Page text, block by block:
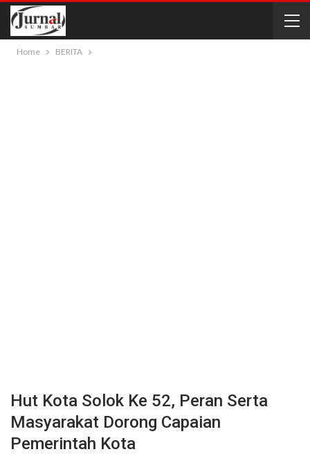
Home BERITA
Hut Kota Solok Ke 52, Peran Serta
Masyarakat Dorong Capaian
Pemerintah Kota